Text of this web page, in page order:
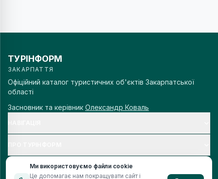
ТУРІНФОРМ
ЗАКАРПАТТЯ
Офіційний каталог туристичних об'єктів Закарпатської
області
Засновник та керівник Олександр Коваль
Ми використовуємо файли cookie
Це допомагає нам покращувати сайт і